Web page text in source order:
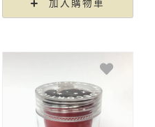
加入購物車